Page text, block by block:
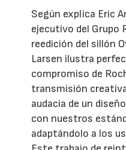
Según explica Eric
ejecutivo del Grupo
reedición del sillón
Larsen ilustra
compromiso de
transmisión
audacia de un
con nuestros
adaptándolo a los